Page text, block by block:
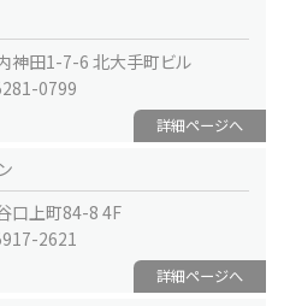
神田1-7-6 北大手町ビル
0799
詳細ページへ
口上町84-8 4F
2621
詳細ページへ